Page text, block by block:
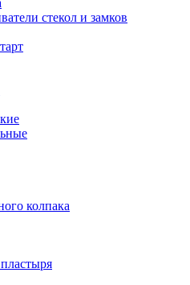
стекол и замков
колпака